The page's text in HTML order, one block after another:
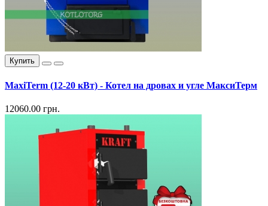
Купить
MaxiTerm (12-20 кВт) - Котел на дровах и угле МаксиТерм
12060.00 грн.